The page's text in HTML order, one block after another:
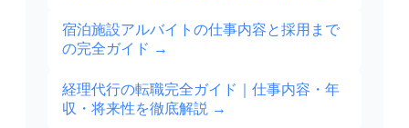
宿泊施設アルバイトの仕事内容と採用まで
の完全ガイド →
経理代行の転職完全ガイド｜仕事内容・年
収・将来性を徹底解説 →